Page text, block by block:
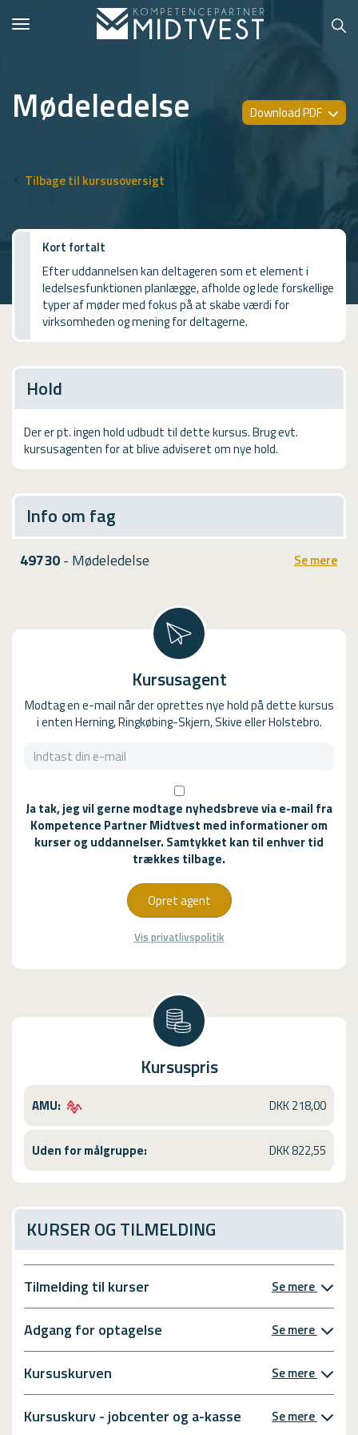
Kontakt konsulent
ONLINE
Kursusoversigt
PCR
USMA
Mødeledelse Download PDF
Tilbage til kursusoversigt
Kort fortalt
Efter uddannelsen kan deltageren som et element i
ledelsesfunktionen planlægge, afholde og lede forskellige
typer af møder med fokus på at skabe værdi for
virksomheden og mening for deltagerne.
Hold
Der er pt. ingen hold udbudt til dette kursus. Brug evt.
kursusagenten for at blive adviseret om nye hold.
Info om fag
49730- Mødeledelse Se mere
Kursusagent
Modtag en e-mail når der oprettes nye hold på dette kursus
i enten Herning, Ringkøbing-Skjern, Skive eller Holstebro.
Ja tak, jeg vil gerne modtage nyhedsbreve via e-mail fra
Kompetence Partner Midtvest med informationer om
kurser og uddannelser. Samtykket kan til enhver tid
trækkes tilbage.
Opret agent
Vis privatlivspolitik
Kursuspris
AMU: DKK 218,00
Uden for målgruppe: DKK 822,55
KURSER OG TILMELDING
Tilmelding til kurser Se mere
Adgang for optagelse Se mere
Kursuskurven Se mere
Kursuskurv - jobcenter og a-kasse Se mere